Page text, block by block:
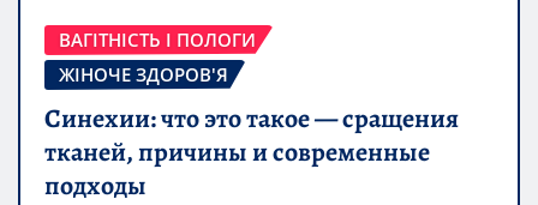
ВАГІТНІСТЬ І ПОЛОГИ
ЖІНОЧЕ ЗДОРОВ'Я
Синехии: что это такое — сращения
тканей, причины и современные
подходы